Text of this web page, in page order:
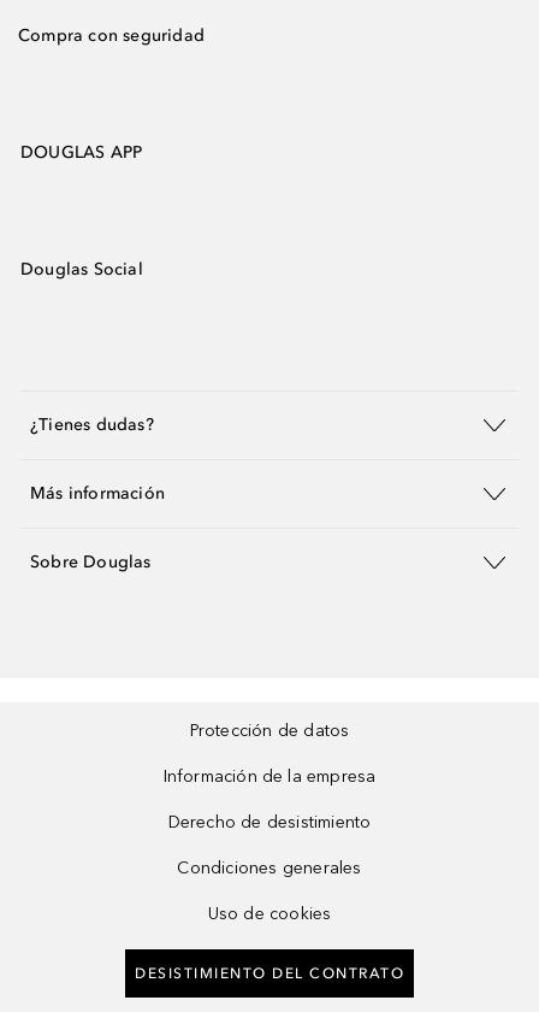
Compra con seguridad
DOUGLAS APP
Douglas Social
¿Tienes dudas?
Más información
Sobre Douglas
Protección de datos
Información de la empresa
Derecho de desistimiento
Condiciones generales
Uso de cookies
DESISTIMIENTO DEL CONTRATO